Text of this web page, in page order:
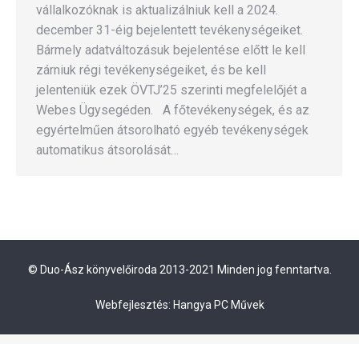
vállalkozóknak is aktualizálniuk kell a 2024.
december 31-éig bejelentett tevékenységeiket.
Bármely adatváltozásuk bejelentése előtt le kell
zárniuk régi tevékenységeiket, és be kell
jelenteniük ezek ÖVTJ’25 szerinti megfelelőjét a
Webes Ügysegéden. A főtevékenységek, és az
egyértelműen átsorolható egyéb tevékenységek
automatikus átsorolását…
© Duo-Ász könyvelőiroda 2013-2021 Minden jog fenntartva.
Webfejlesztés: Hangya PC Művek